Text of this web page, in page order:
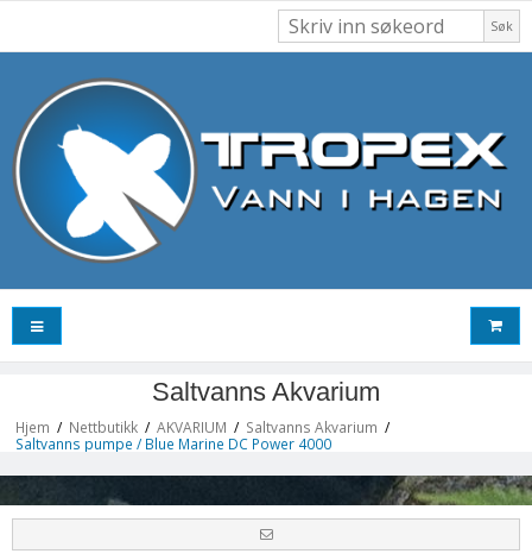
Søk
Saltvanns Akvarium
Hjem / Nettbutikk / AKVARIUM / Saltvanns Akvarium /
Saltvanns pumpe / Blue Marine DC Power 4000